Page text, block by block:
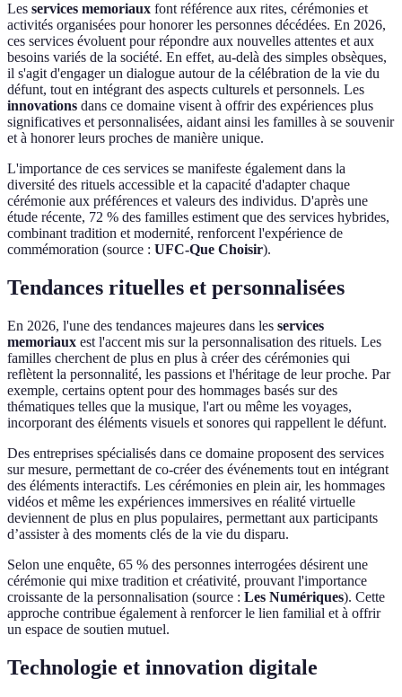
Les services memoriaux font référence aux rites, cérémonies et
activités organisées pour honorer les personnes décédées. En 2026,
ces services évoluent pour répondre aux nouvelles attentes et aux
besoins variés de la société. En effet, au-delà des simples obsèques,
il s'agit d'engager un dialogue autour de la célébration de la vie du
défunt, tout en intégrant des aspects culturels et personnels. Les
innovations dans ce domaine visent à offrir des expériences plus
significatives et personnalisées, aidant ainsi les familles à se souvenir
et à honorer leurs proches de manière unique.
L'importance de ces services se manifeste également dans la
diversité des rituels accessible et la capacité d'adapter chaque
cérémonie aux préférences et valeurs des individus. D'après une
étude récente, 72 % des familles estiment que des services hybrides,
combinant tradition et modernité, renforcent l'expérience de
commémoration (source : UFC-Que Choisir).
Tendances rituelles et personnalisées
En 2026, l'une des tendances majeures dans les services
memoriaux est l'accent mis sur la personnalisation des rituels. Les
familles cherchent de plus en plus à créer des cérémonies qui
reflètent la personnalité, les passions et l'héritage de leur proche. Par
exemple, certains optent pour des hommages basés sur des
thématiques telles que la musique, l'art ou même les voyages,
incorporant des éléments visuels et sonores qui rappellent le défunt.
Des entreprises spécialisés dans ce domaine proposent des services
sur mesure, permettant de co-créer des événements tout en intégrant
des éléments interactifs. Les cérémonies en plein air, les hommages
vidéos et même les expériences immersives en réalité virtuelle
deviennent de plus en plus populaires, permettant aux participants
d’assister à des moments clés de la vie du disparu.
Selon une enquête, 65 % des personnes interrogées désirent une
cérémonie qui mixe tradition et créativité, prouvant l'importance
croissante de la personnalisation (source : Les Numériques). Cette
approche contribue également à renforcer le lien familial et à offrir
un espace de soutien mutuel.
Technologie et innovation digitale